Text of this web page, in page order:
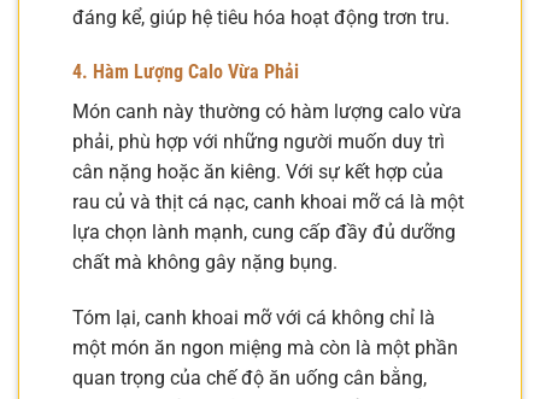
đáng kể, giúp hệ tiêu hóa hoạt động trơn tru.
4. Hàm Lượng Calo Vừa Phải
Món canh này thường có hàm lượng calo vừa
phải, phù hợp với những người muốn duy trì
cân nặng hoặc ăn kiêng. Với sự kết hợp của
rau củ và thịt cá nạc, canh khoai mỡ cá là một
lựa chọn lành mạnh, cung cấp đầy đủ dưỡng
chất mà không gây nặng bụng.
Tóm lại, canh khoai mỡ với cá không chỉ là
một món ăn ngon miệng mà còn là một phần
quan trọng của chế độ ăn uống cân bằng,